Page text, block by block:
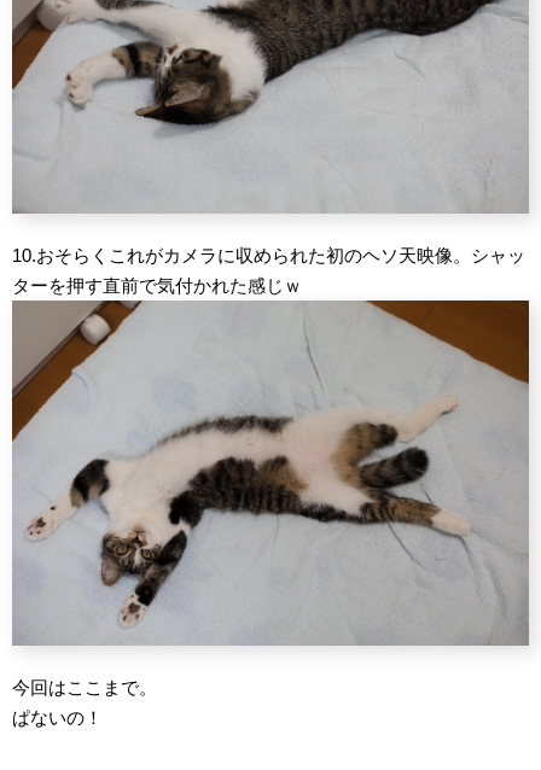
10.おそらくこれがカメラに収められた初のヘソ天映像。シャッ
ターを押す直前で気付かれた感じｗ
今回はここまで。
ぱないの！